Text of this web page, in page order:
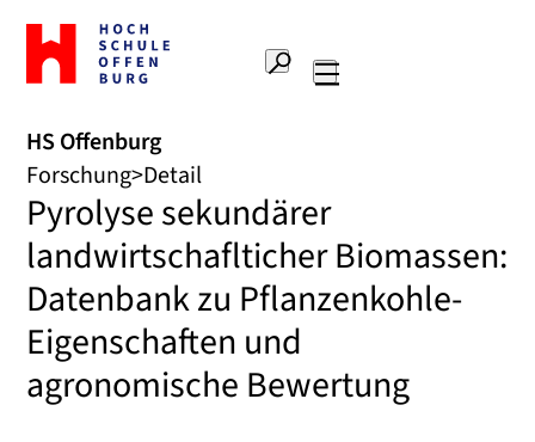
Zur
Startseite
Hochschule
Suche
HS Offenburg
Forschung Detail
Pyrolyse sekundärer
landwirtschaflticher Biomassen:
Datenbank zu Pflanzenkohle-
Eigenschaften und
agronomische Bewertung